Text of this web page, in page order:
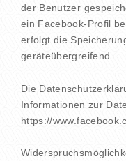
der Benutzer
ein Facebook-Profil
erfolgt die
geräteübergreifend.
Die
Informationen zur
https://